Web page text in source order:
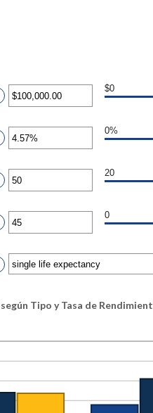
$0
0%
20
0
Tipo y Tasa de